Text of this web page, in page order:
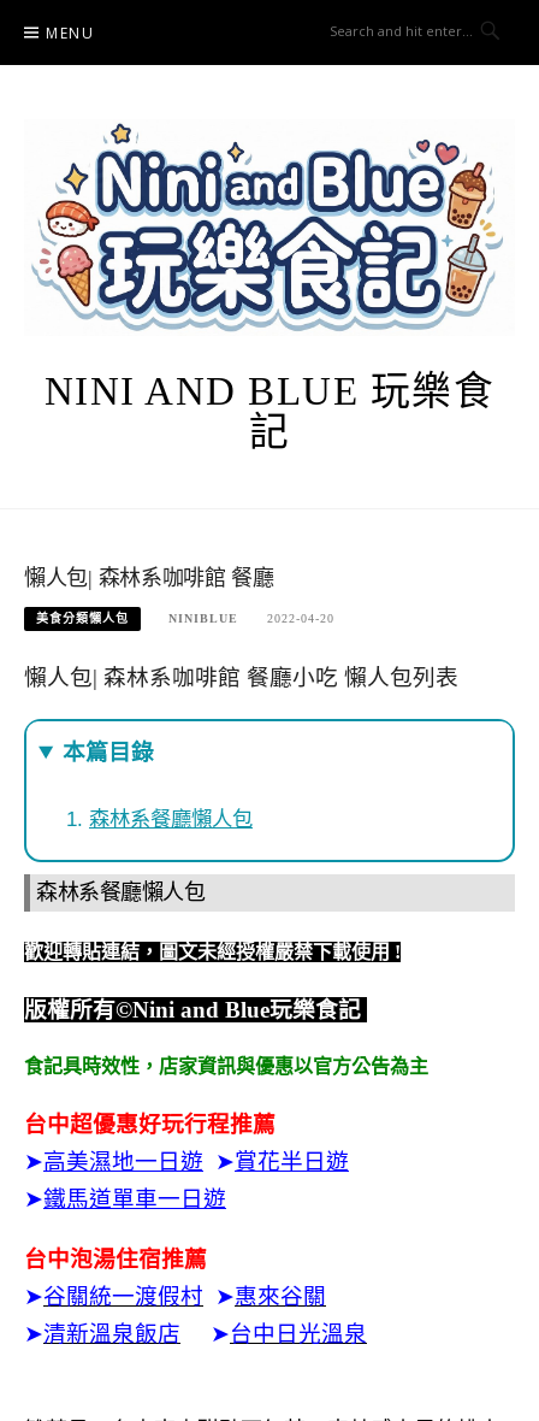
content
MENU
NINI AND BLUE 玩樂食
記
懶人包| 森林系咖啡館 餐廳
美食分類懶人包 NINIBLUE 2022-04-20
懶人包| 森林系咖啡館 餐廳小吃 懶人包列表
本篇目錄
森林系餐廳懶人包
森林系餐廳懶人包
歡迎轉貼連結，圖文未經授權嚴禁下載使用 !
版權所有©Nini and Blue玩樂食記
食記具時效性， 店家資訊與優惠以官方公告為主
台中超優惠好玩行程推薦
➤高美濕地一日遊 ➤賞花半日遊
➤鐵馬道單車一日遊
台中泡湯住宿推薦
➤谷關統一渡假村 ➤惠來谷關
➤清新溫泉飯店 ➤台中日光溫泉